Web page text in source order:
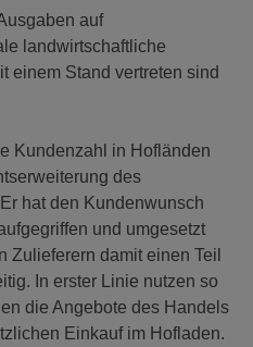
auf
landwirtschaftliche
einem Stand vertreten sind
Kundenzahl in Hofländen
des
hat den Kundenwunsch
und umgesetzt
Zulieferern damit einen Teil
In erster Linie nutzen so
die Angebote des Handels
Einkauf im Hofladen.